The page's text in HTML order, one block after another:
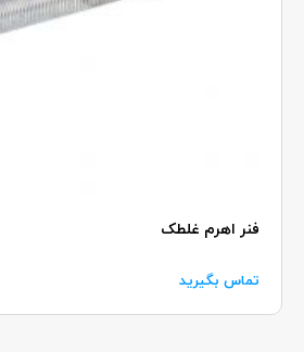
فنر اهرم غلطک
تماس بگیرید